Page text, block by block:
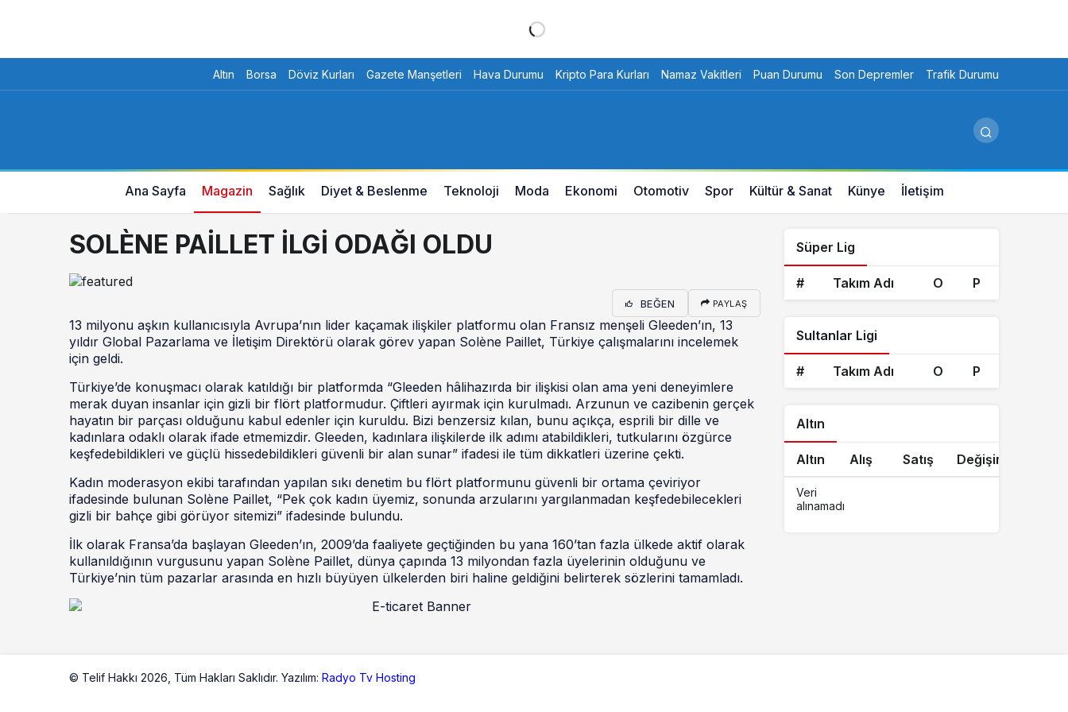
Altın Borsa Döviz Kurları Gazete Manşetleri Hava Durumu Kripto Para Kurları Namaz Vakitleri Puan Durumu Son Depremler Trafik Durumu
Ana Sayfa Magazin Sağlık Diyet & Beslenme Teknoloji Moda Ekonomi Otomotiv Spor Kültür & Sanat Künye İletişim
SOLÈNE PAİLLET İLGİ ODAĞI OLDU
BEĞEN PAYLAŞ
13 milyonu aşkın kullanıcısıyla Avrupa’nın lider kaçamak ilişkiler platformu olan Fransız menşeli Gleeden’ın, 13
yıldır Global Pazarlama ve İletişim Direktörü olarak görev yapan Solène Paillet, Türkiye çalışmalarını incelemek
için geldi.
Türkiye’de konuşmacı olarak katıldığı bir platformda “Gleeden hâlihazırda bir ilişkisi olan ama yeni deneyimlere
merak duyan insanlar için gizli bir flört platformudur. Çiftleri ayırmak için kurulmadı. Arzunun ve cazibenin gerçek
hayatın bir parçası olduğunu kabul edenler için kuruldu. Bizi benzersiz kılan, bunu açıkça, esprili bir dille ve
kadınlara odaklı olarak ifade etmemizdir. Gleeden, kadınlara ilişkilerde ilk adımı atabildikleri, tutkularını özgürce
keşfedebildikleri ve güçlü hissedebildikleri güvenli bir alan sunar” ifadesi ile tüm dikkatleri üzerine çekti.
Kadın moderasyon ekibi tarafından yapılan sıkı denetim bu flört platformunu güvenli bir ortama çeviriyor
ifadesinde bulunan Solène Paillet, “Pek çok kadın üyemiz, sonunda arzularını yargılanmadan keşfedebilecekleri
gizli bir bahçe gibi görüyor sitemizi” ifadesinde bulundu.
İlk olarak Fransa’da başlayan Gleeden’ın, 2009’da faaliyete geçtiğinden bu yana 160’tan fazla ülkede aktif olarak
kullanıldığının vurgusunu yapan Solène Paillet, dünya çapında 13 milyondan fazla üyelerinin olduğunu ve
Türkiye’nin tüm pazarlar arasında en hızlı büyüyen ülkelerden biri haline geldiğini belirterek sözlerini tamamladı.
Süper Lig
# Takım Adı O P
Sultanlar Ligi
# Takım Adı O P
Altın
Altın Alış Satış Değişim
Veri
alınamadı
© Telif Hakkı 2026, Tüm Hakları Saklıdır. Yazılım: Radyo Tv Hosting